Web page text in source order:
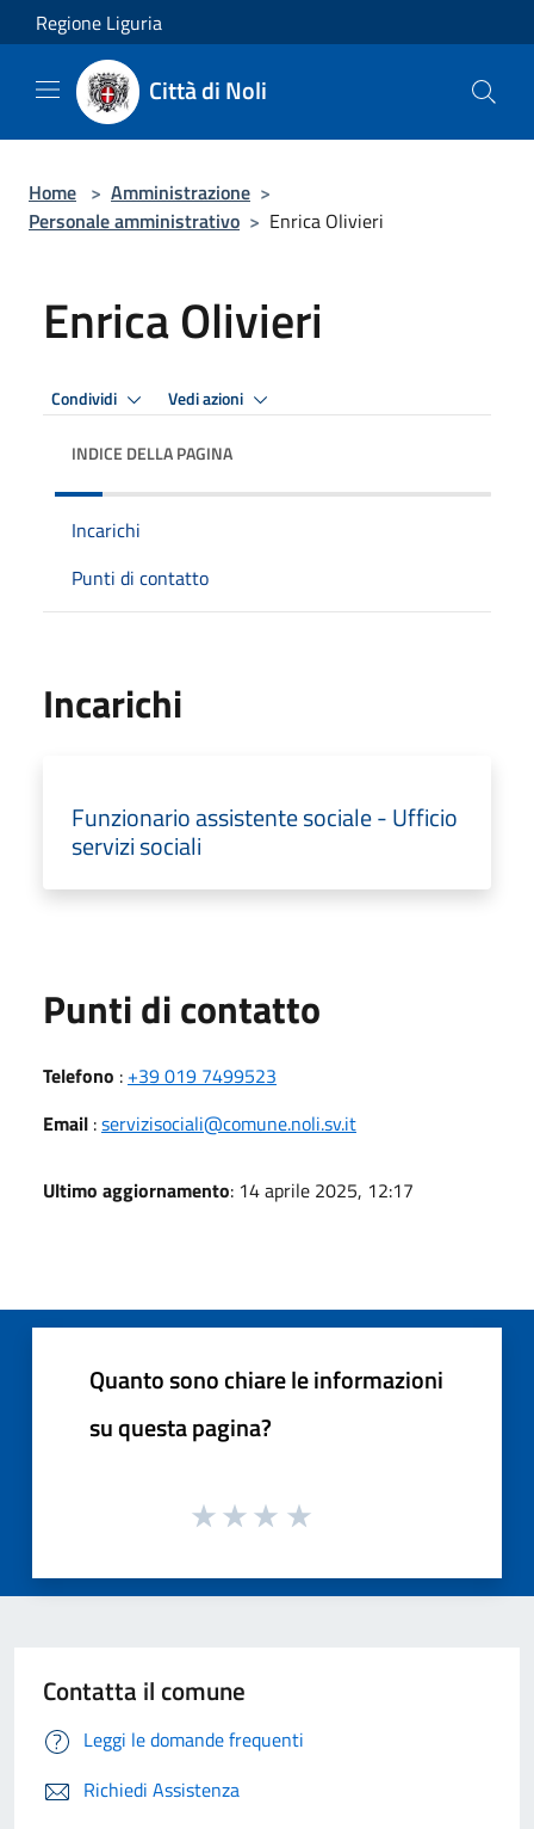
Salta al contenuto principale
Regione Liguria
Città di Noli
Home > Amministrazione >
Personale amministrativo > Enrica Olivieri
Enrica Olivieri
Condividi Vedi azioni
INDICE DELLA PAGINA
Incarichi
Punti di contatto
Incarichi
Funzionario assistente sociale - Ufficio
servizi sociali
Punti di contatto
Telefono : +39 019 7499523
Email :servizisociali@comune.noli.sv.it
Ultimo aggiornamento: 14 aprile 2025, 12:17
Quanto sono chiare le informazioni
su questa pagina?
Contatta il comune
Leggi le domande frequenti
Richiedi Assistenza